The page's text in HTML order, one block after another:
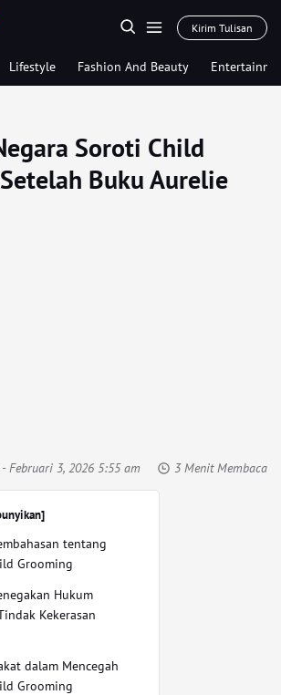
Kirim Tulisan
Lifestyle Fashion And Beauty
Soroti Child
Buku Aurelie
Februari 3, 2026 5:55 am 3 Menit Membaca
tentang
Grooming
Hukum
Kekerasan
dalam Mencegah
Grooming